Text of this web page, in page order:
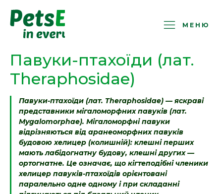
МЕНЮ
Павуки-птахоїди (лат.
Theraphosidae)
Павуки-птахоїди (лат. Theraphosidae) — яскраві
представники мігаломорфних павуків (лат.
Mygalomorphae). Мігаломорфні павуки
відрізняються від аранеоморфних павуків
будовою хелицер (колишній): клешні перших
мають лабідогнатну будову, клешні других —
ортогнатне. Це означає, що кігтеподібні членики
хелицер павуків-птахоїдів орієнтовані
паралельно одне одному і при складанні